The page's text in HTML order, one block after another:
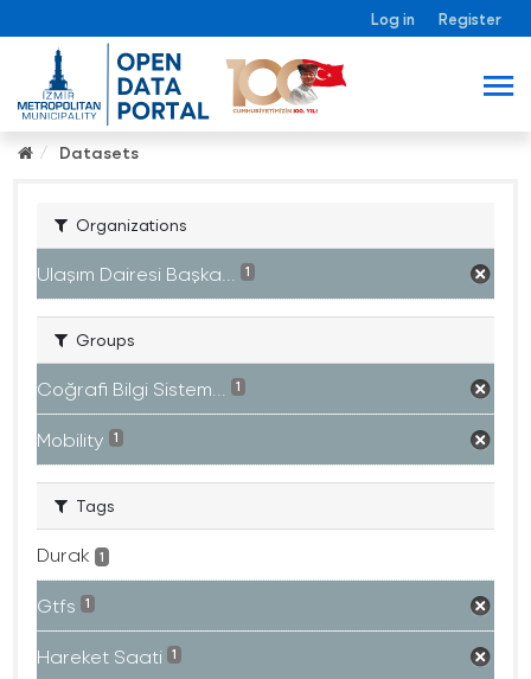
Log in Register
Datasets
Organizations
Ulaşım Dairesi Başka... 1
Groups
Coğrafi Bilgi Sistem... 1
Mobility 1
Tags
Durak 1
Gtfs 1
Hareket Saati 1